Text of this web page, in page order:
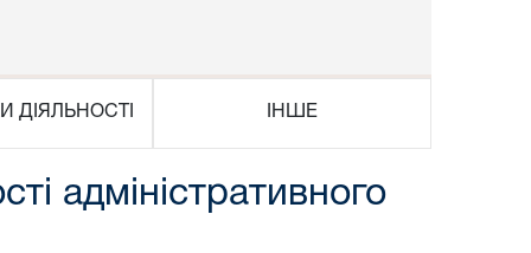
ДІЯЛЬНОСТІ ІНШЕ
адміністративного